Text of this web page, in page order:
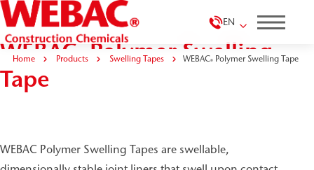
EN
Home Products Swelling Tapes WEBAC®Polymer Swelling Tape
WEBAC®Polymer Swelling
Tape
WEBAC Polymer Swelling Tapes are swellable,